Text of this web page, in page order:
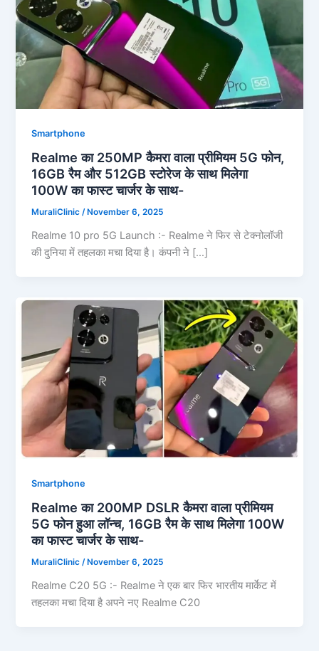
Smartphone
Realme का 250MP कैमरा वाला प्रीमियम 5G फोन,
16GB रैम और 512GB स्टोरेज के साथ मिलेगा
100W का फास्ट चार्जर के साथ-
MuraliClinic/ November 6, 2025
Realme 10 pro 5G Launch :- Realme ने फिर से टेक्नोलॉजी
की दुनिया में तहलका मचा दिया है। कंपनी ने […]
Smartphone
Realme का 200MP DSLR कैमरा वाला प्रीमियम
5G फोन हुआ लॉन्च, 16GB रैम के साथ मिलेगा 100W
का फास्ट चार्जर के साथ-
MuraliClinic/ November 6, 2025
Realme C20 5G :- Realme ने एक बार फिर भारतीय मार्केट में
तहलका मचा दिया है अपने नए Realme C20